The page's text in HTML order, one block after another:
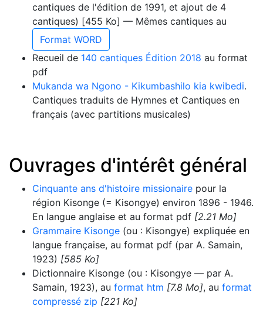
cantiques de l'édition de 1991, et ajout de 4
cantiques) [455 Ko] — Mêmes cantiques au
Format WORD
Recueil de 140 cantiques Édition 2018 au format
pdf
Mukanda wa Ngono - Kikumbashilo kia kwibedi.
Cantiques traduits de Hymnes et Cantiques en
français (avec partitions musicales)
Ouvrages d'intérêt général
Cinquante ans d'histoire missionaire pour la
région Kisonge (= Kisongye) environ 1896 - 1946.
En langue anglaise et au format pdf [2.21 Mo]
Grammaire Kisonge (ou : Kisongye) expliquée en
langue française, au format pdf (par A. Samain,
1923) [585 Ko]
Dictionnaire Kisonge (ou : Kisongye — par A.
Samain, 1923), au format htm [7.8 Mo], au format
compressé zip [221 Ko]